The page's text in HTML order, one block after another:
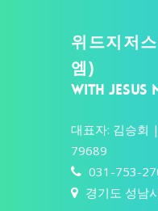
위드지저
엠)
대표자: 김승회
79689
031-753-